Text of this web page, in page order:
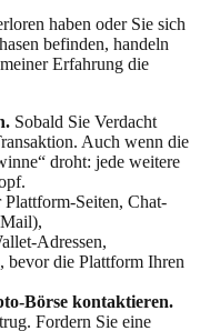
haben oder Sie sich
befinden, handeln
Erfahrung die
Sobald Sie Verdacht
Auch wenn die
droht: jede weitere
Plattform-Seiten, Chat-
Adressen,
bevor die Plattform Ihren
Börse kontaktieren.
Fordern Sie eine